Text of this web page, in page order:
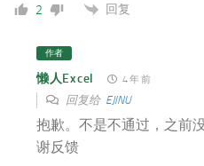
2 回复
作者
懒人Excel 4 年 前
回复给 EJINU
抱歉。不是不通过，之前
谢反馈